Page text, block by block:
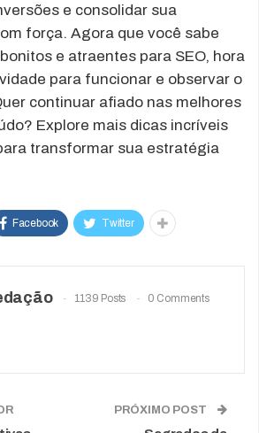
e consolidar sua
força. Agora que você sabe
e atraentes para SEO, hora
para funcionar e observar o
continuar afiado nas melhores
Explore mais dicas incríveis
transformar sua estratégia
Facebook Twitter
1139 Posts 0 Comments
PRÓXIMO POST